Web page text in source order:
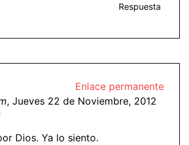
Respuesta
Enlace permanente
, Jueves 22 de Noviembre, 2012
Dios. Ya lo siento.